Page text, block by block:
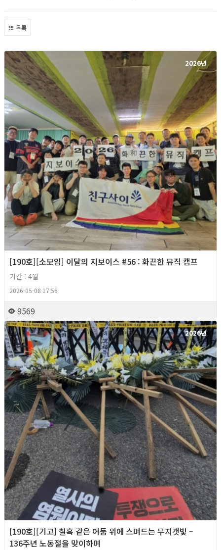
목록
2026년
[190호][소모임] 이달의 지보이스 #56 : 화끈한 뮤직 캠프
기간 : 4월
2026-05-08 17:56
9569
2026년
[190호][기고] 칠흑 같은 어둠 위에 스며드는 무지갯빛 –
136주년 노동절을 맞이하며